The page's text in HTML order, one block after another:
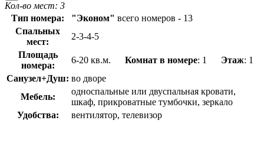
Кол-во мест: 3
Тип номера:
"Эконом" всего номеров - 13
Спальных
мест:
2-3-4-5
Площадь
номера:
6-20 кв.м. Комнат в номере: 1 Этаж: 1
Санузел+Душ: во дворе
Мебель:
односпальные или двуспальная кровати,
шкаф, прикроватные тумбочки, зеркало
Удобства:
вентилятор, телевизор